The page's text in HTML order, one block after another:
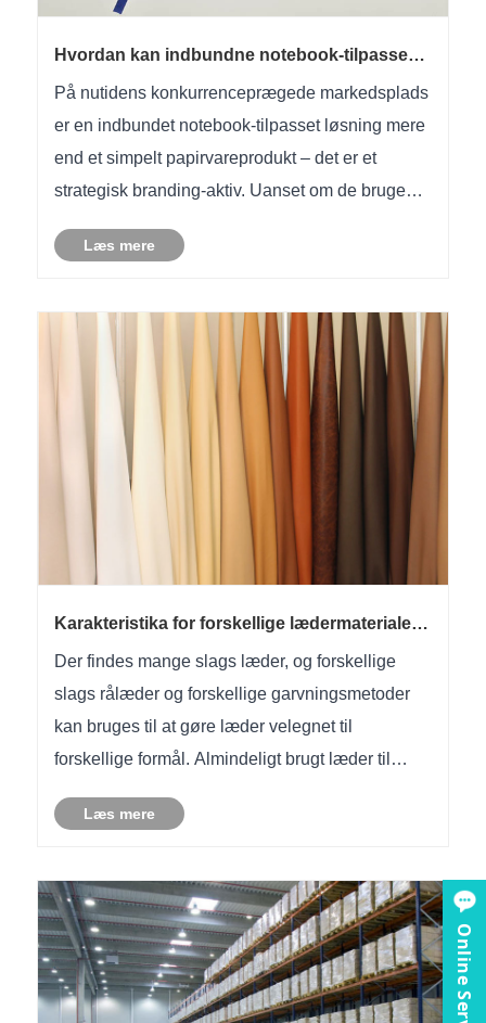
Hvordan kan indbundne notebook-tilpassede
kundeloyalitet
På nutidens konkurrenceprægede markedsplads
er en indbundet notebook-tilpasset løsning mere
end et simpelt papirvareprodukt – det er et
strategisk branding-aktiv. Uanset om de bruges
salgsfremmende kampagner eller detailsalg,
Læs mere
Karakteristika for forskellige lædermaterialer
Der findes mange slags læder, og forskellige
slags rålæder og forskellige garvningsmetoder
kan bruges til at gøre læder velegnet til
forskellige formål. Almindeligt brugt læder til
Læs mere
Online Service